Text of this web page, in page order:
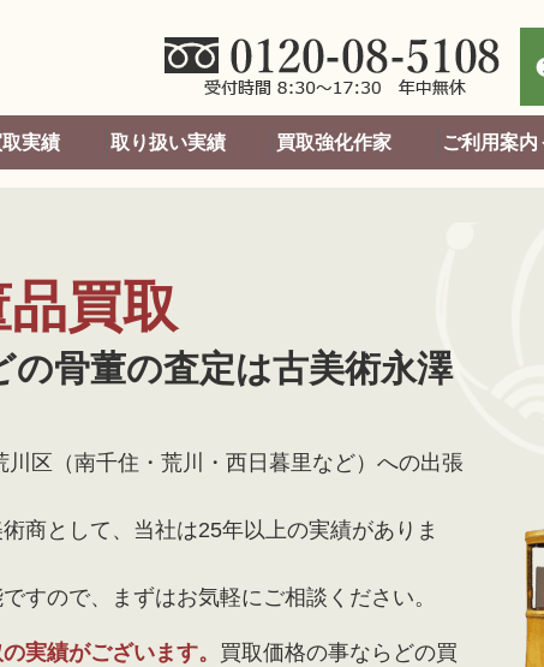
実績 取り扱い実績 買取強化作家 ご利用案内
買取
の骨董の査定は古美術永澤
区（南千住・荒川・西日暮里など）への出張
商として、当社は25年以上の実績がありま
すので、まずはお気軽にご相談ください。
実績がございます。 買取価格の事ならどの買